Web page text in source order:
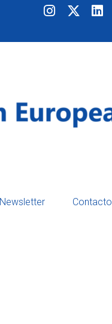
Newsletter Contacto